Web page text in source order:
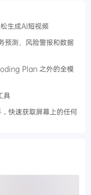
生成AI短视频
预测、风险警报和数据
Plan 之外的全模
具
快速获取屏幕上的任何